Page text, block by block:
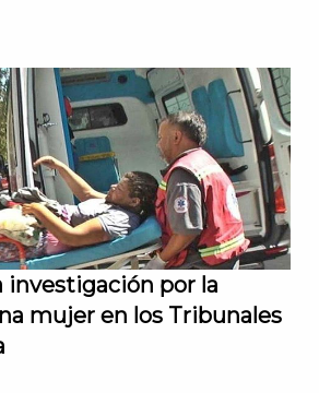
investigación por la
mujer en los Tribunales